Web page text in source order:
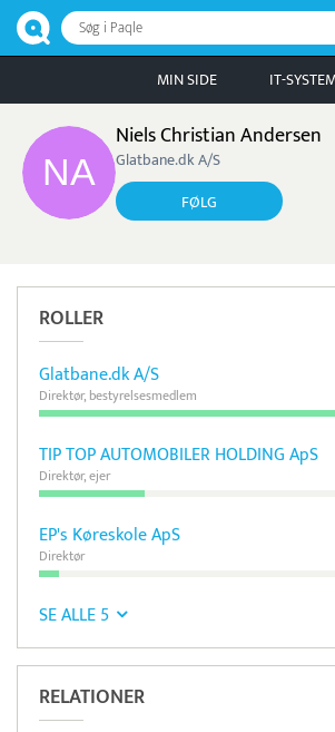
Søg i Paqle
MIN SIDE IT-
Niels Christian Andersen
Glatbane.dk A/S
FØLG
ROLLER
Glatbane.dk A/S
Direktør, bestyrelsesmedlem
TIP TOP AUTOMOBILER HOLDING ApS
Direktør, ejer
EP's Køreskole ApS
Direktør
SE ALLE 5
RELATIONER